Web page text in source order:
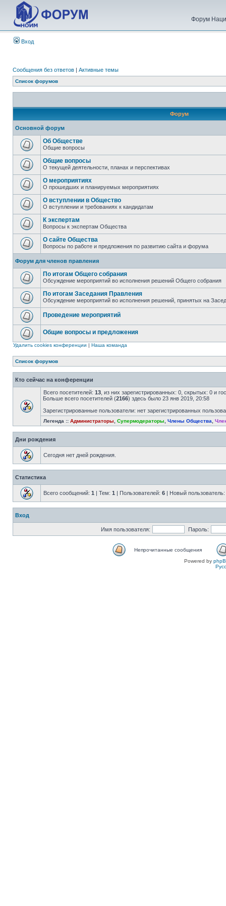
Форум
Вход
Сообщения без ответов | Активные темы
Список форумов
Форум
Основной форум
Об Обществе
Общие вопросы
Общие вопросы
О текущей деятельности, планах и перспективах
О мероприятиях
О прошедших и планируемых мероприятиях
О вступлении в Общество
О вступлении и требованиях к кандидатам
К экспертам
Вопросы к экспертам Общества
О сайте Общества
Вопросы по работе и предложения по развитию сайта и форума
Форум для членов правления
По итогам Общего собрания
Обсуждение мероприятий во исполнения решений Общего собрания
По итогам Заседания Правления
Обсуждение мероприятий во исполнения решений, принятых на
Проведение мероприятий
Общие вопросы и предложения
Удалить cookies конференции | Наша команда
Список форумов
Кто сейчас на конференции
Всего посетителей: 13 , из них зарегистрированных: 0, скрытых: 0 и
Больше всего посетителей (2166) здесь было 23 янв 2019, 20:58
Зарегистрированные пользователи: нет зарегистрированных
Легенда :: Администраторы Супермодераторы Члены Общества
Дни рождения
Сегодня нет дней рождения.
Статистика
Всего сообщений: 1 | Тем: 1 | Пользователей: 6 | Новый пользователь:
Вход
Имя пользователя: Пароль:
Непрочитанные сообщения
Powered by